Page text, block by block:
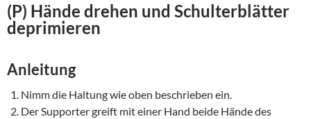
(P) Hände drehen und Schulterblätter
deprimieren
Anleitung
Nimm die Haltung wie oben beschrieben ein.
Der Supporter greift mit einer Hand beide Hände des